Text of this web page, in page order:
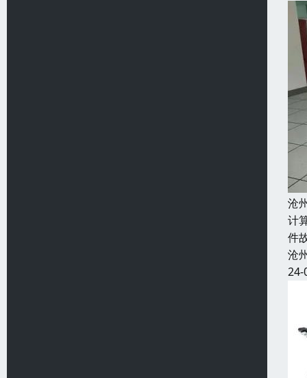
沧
计
件
沧
24-